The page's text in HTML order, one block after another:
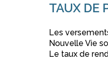
TAUX DE
Les
Nouvelle Vie
Le taux de